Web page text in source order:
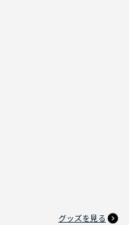
グッズを見る